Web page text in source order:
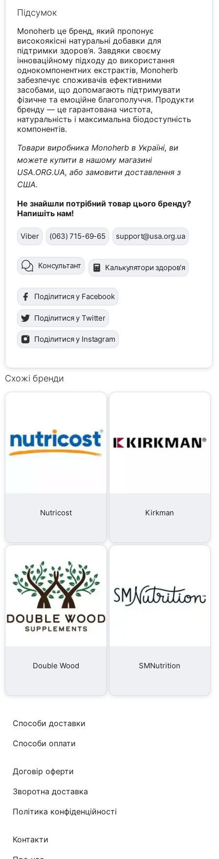
Підсумок
Monoherb це бренд, який пропонує
високоякісні натуральні добавки для
підтримки здоров’я. Завдяки своєму
інноваційному підходу до використання
однокомпонентних екстрактів, Monoherb
забезпечує споживачів ефективними
засобами, що допомагають підтримувати
фізичне та емоційне благополуччя. Продукти
бренду — це гарантована чистота,
натуральність і максимальна біодоступність
компонентів.
Товари виробника Monoherb в Україні, ви
можете купити в нашому магазині
USA.ORG.UA, або замовити доставлення з
США.
Не знайшли потрібний товар цього бренду?
Напишіть нам!
Viber (063) 715-69-65 support@usa.org.ua
Консультант Калькулятори здоров'я
Поділитися у Facebook
Поділитися у Twitter
Поділитися у Instagram
Схожі бренди
Nutricost Kirkman
Double Wood SMNutrition
Способи доставки
Способи оплати
Договір оферти
Зворотна доставка
Політика конфіденційності
Контакти